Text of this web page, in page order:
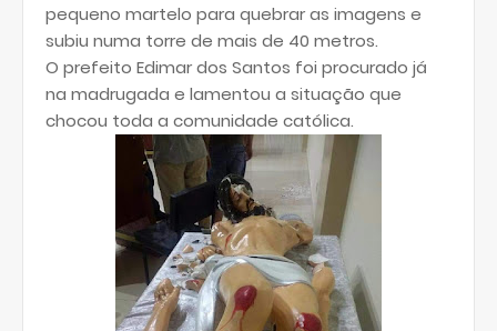
pequeno martelo para quebrar as imagens e
subiu numa torre de mais de 40 metros.
O prefeito Edimar dos Santos foi procurado já
na madrugada e lamentou a situação que
chocou toda a comunidade católica.